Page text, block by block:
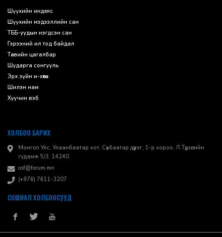
Шүүхийн индекс
Шүүхийн мэдээллийн сан
ТББ-уудын нэгдсэн сан
Гэрээний ил тод байдал
Төсвийн цагалбар
Шударга сонгууль
Эрх зүйн и-хөтөч
Шилэн нам
Хуучин вэб
ХОЛБОО БАРИХ
Монгол Улс, Улаанбаатар хот, Сүхбаатар дүүрэг, 1-р хороо, ​Л.Түдэвийн
гудамж 5/3, 14240
osf@forum.mn
(+976) 7611-3207
СОШИАЛ ХОЛБООСУУД